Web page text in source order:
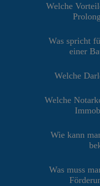
Welche
Was spricht
einer
Welche
Welche
Wie kann
Was muss